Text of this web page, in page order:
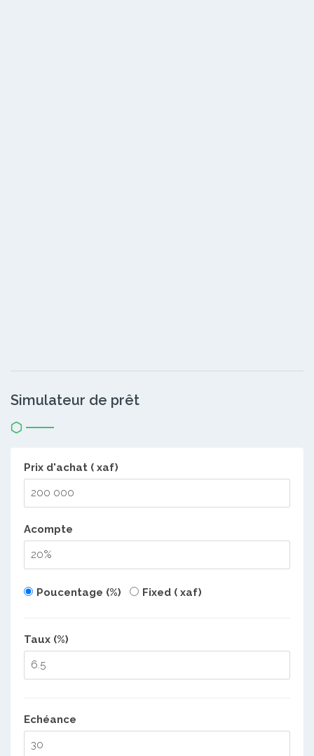
Simulateur de prêt
Prix d'achat ( xaf)
Acompte
Poucentage (%) Fixed ( xaf)
Taux (%)
Echéance